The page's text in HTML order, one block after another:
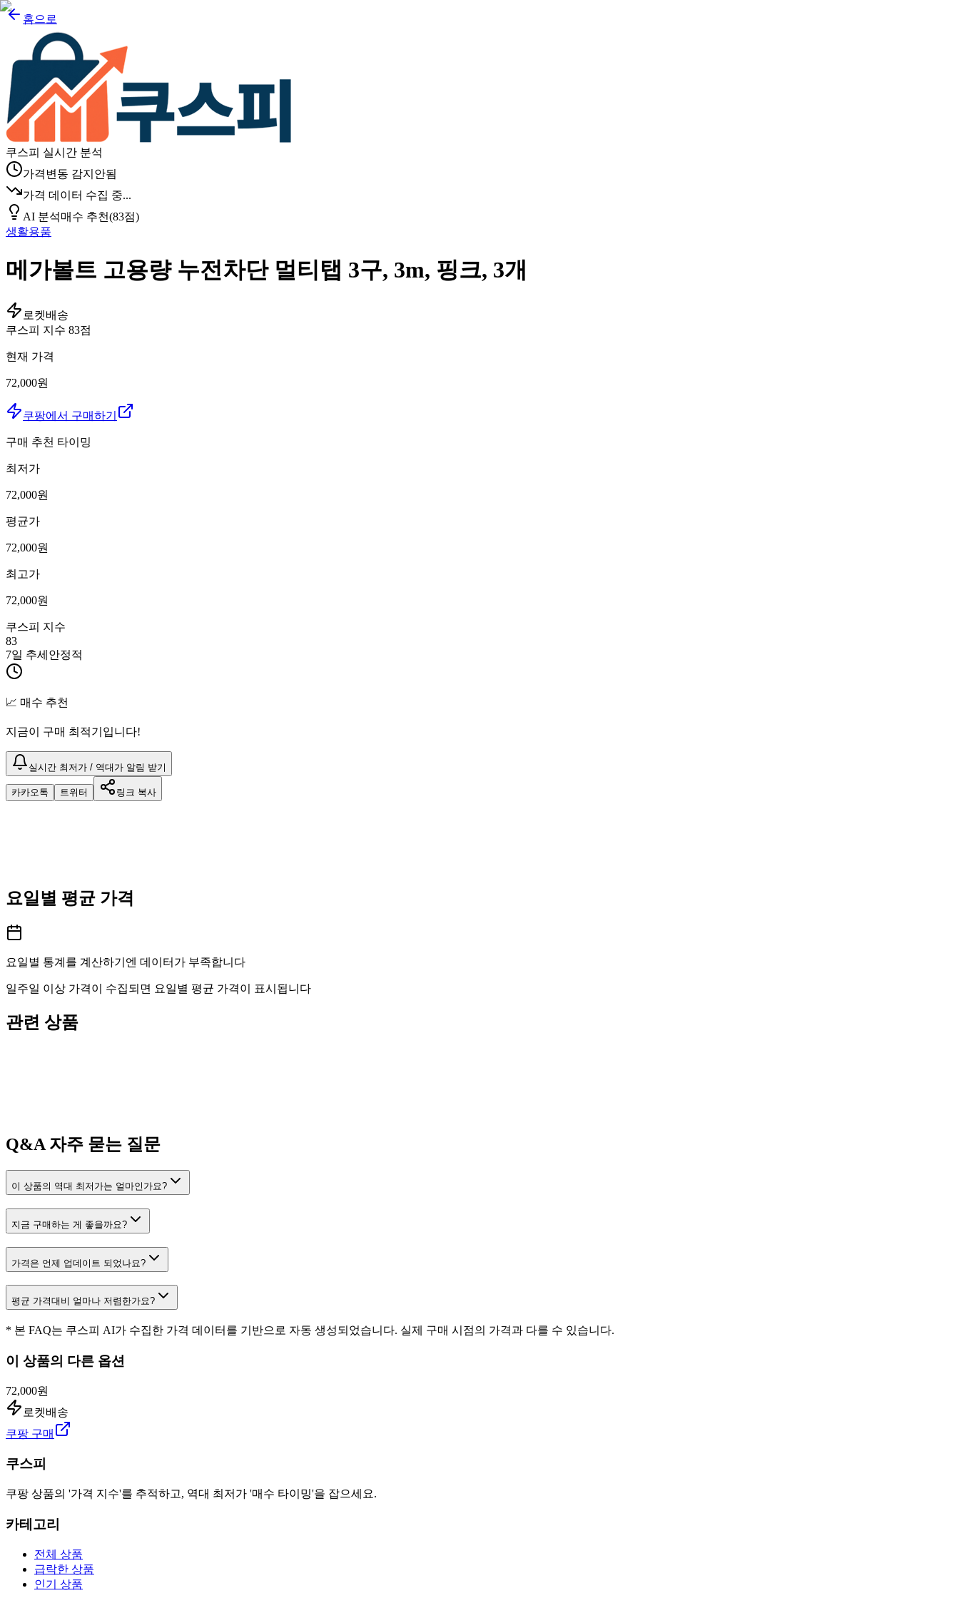
홈으로
쿠스피 실시간 분석
가격변동 감지안됨
가격 데이터 수집 중...
AI 분석매수 추천(83점)
생활용품
메가볼트 고용량 누전차단 멀티탭 3구, 3m, 핑크, 3개
로켓배송
쿠스피 지수 83점
현재 가격
72,000원
쿠팡에서 구매하기
구매 추천 타이밍
최저가
72,000원
평균가
72,000원
최고가
72,000원
쿠스피 지수
83
7일 추세 안정적
📈 매수 추천
지금이 구매 최적기입니다!
실시간 최저가 / 역대가 알림 받기
카카오톡 트위터 링크 복사
요일별 평균 가격
요일별 통계를 계산하기엔 데이터가 부족합니다
일주일 이상 가격이 수집되면 요일별 평균 가격이 표시됩니다
관련 상품
Q&A자주 묻는 질문
이 상품의 역대 최저가는 얼마인가요?
지금 구매하는 게 좋을까요?
가격은 언제 업데이트 되었나요?
평균 가격대비 얼마나 저렴한가요?
* 본 FAQ는 쿠스피 AI가 수집한 가격 데이터를 기반으로 자동 생성되었습니다. 실제 구매 시점의 가격과 다를 수 있습니다.
이 상품의 다른 옵션
72,000원
로켓배송
쿠팡 구매
쿠스피
쿠팡 상품의 '가격 지수'를 추적하고, 역대 최저가 '매수 타이밍'을 잡으세요.
카테고리
전체 상품
급락한 상품
인기 상품